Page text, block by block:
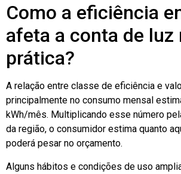
Como a eficiência
afeta a conta de luz
prática?
A relação entre classe de eficiência e
principalmente no consumo mensal
kWh/mês. Multiplicando esse número
da região, o consumidor estima quanto
poderá pesar no orçamento.
Alguns hábitos e condições de uso